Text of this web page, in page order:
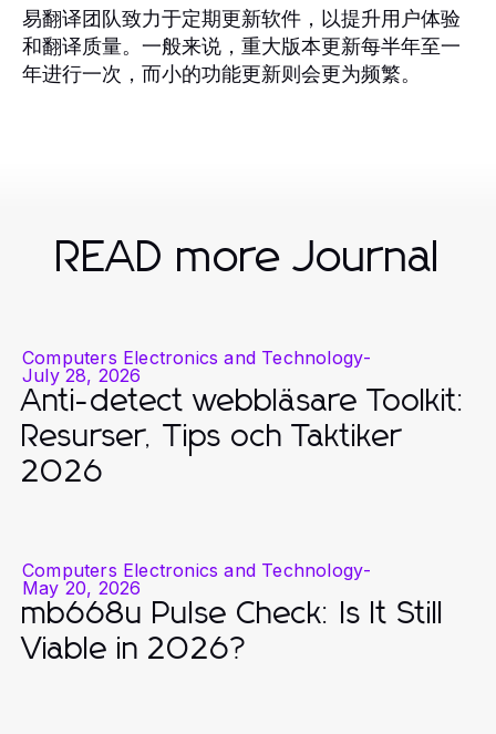
易翻译团队致力于定期更新软件，以提升用户体验
和翻译质量。一般来说，重大版本更新每半年至一
年进行一次，而小的功能更新则会更为频繁。
READ more Journal
Computers Electronics and Technology-
July 28, 2026
Anti-detect webbläsare Toolkit:
Resurser, Tips och Taktiker
2026
Computers Electronics and Technology-
May 20, 2026
mb668u Pulse Check: Is It Still
Viable in 2026?